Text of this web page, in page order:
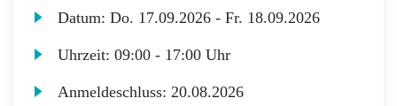
Datum:Do. 17.09.2026 -Fr. 18.09.2026
Uhrzeit:09:00 - 17:00 Uhr
Anmeldeschluss:20.08.2026